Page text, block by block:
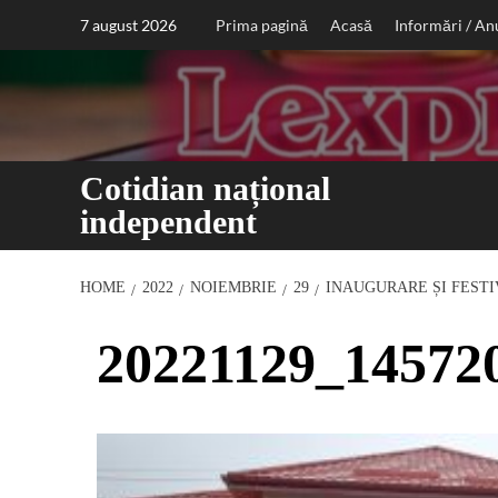
7 august 2026 Prima pagină Acasă Informări /
Cotidian național
independent
HOME 2022 NOIEMBRIE 29 INAUGURARE ȘI